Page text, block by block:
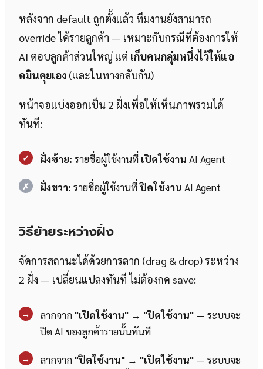
หลังจาก default ถูกตั้งแล้ว ทีมงานยังสามารถ
override ได้รายลูกค้า — เหมาะกับกรณีที่ต้องการให้
AI ตอบลูกค้าส่วนใหญ่ แต่ เก็บคนกลุ่มหนึ่งไว้ให้แอ
ดมินคุยเอง (และในทางกลับกัน)
หน้าจอแบ่งออกเป็น 2 ฝั่งเพื่อให้เห็นภาพรวมได้
ทันที:
✓ ฝั่งซ้าย: รายชื่อผู้ใช้งานที่ เปิดใช้งาน AI Agent
✗ ฝั่งขวา: รายชื่อผู้ใช้งานที่ปิดใช้งาน AI Agent
วิธีย้ายระหว่างฝั่ง
จัดการสถานะได้ด้วยการลาก (drag & drop) ระหว่าง
2 ฝั่ง — เปลี่ยนแปลงทันที ไม่ต้องกด save:
→ ลากจาก "เปิดใช้งาน" → "ปิดใช้งาน" — ระบบจะ
ปิด AI ของลูกค้ารายนั้นทันที
→ ลากจาก "ปิดใช้งาน" → "เปิดใช้งาน" — ระบบจะ